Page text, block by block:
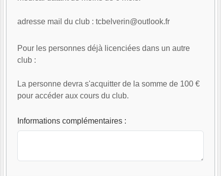
adresse mail du club : tcbelverin@outlook.fr
Pour les personnes déjà licenciées dans un autre
club :
La personne devra s'acquitter de la somme de 100 €
pour accéder aux cours du club.
Informations complémentaires :